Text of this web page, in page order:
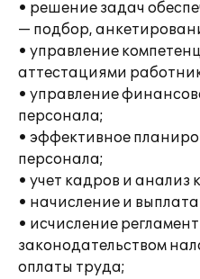
• решение задач
— подбор,
• управление
аттестациями
• управление
персонала;
• эффективное
персонала;
• учет кадров и анализ
• начисление и
• исчисление
законодательством
оплаты труда;